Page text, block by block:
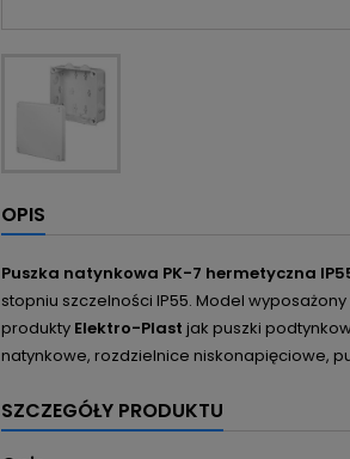
OPIS
Puszka natynkowa PK-7 hermetyczna IP55
stopniu szczelności IP55. Model
produkty Elektro-Plast jak puszki
natynkowe, rozdzielnice niskonapięciowe,
SZCZEGÓŁY PRODUKTU